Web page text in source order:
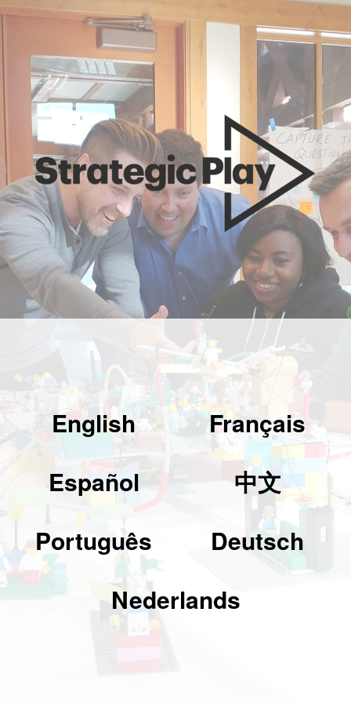
English
Français
Español
中文
Português
Deutsch
Nederlands